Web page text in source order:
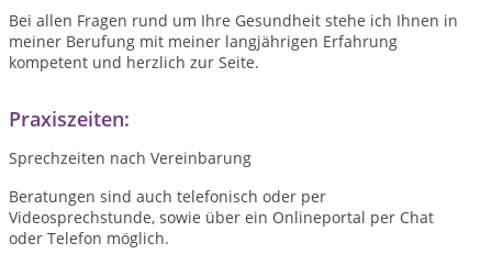
Bei allen Fragen rund um Ihre Gesundheit stehe ich Ihnen in
meiner Berufung mit meiner langjährigen Erfahrung
kompetent und herzlich zur Seite.
Praxiszeiten:
Sprechzeiten nach Vereinbarung
Beratungen sind auch telefonisch oder per
Videosprechstunde, sowie über ein Onlineportal per Chat
oder Telefon möglich.